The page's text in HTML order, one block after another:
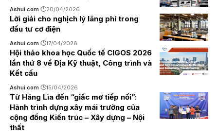
Ashui.com 20/04/2026
Lời giải cho nghịch lý lãng phí trong
đầu tư cơ điện
Ashui.com 17/04/2026
Hội thảo khoa học Quốc tế CIGOS 2026
lần thứ 8 về Địa Kỹ thuật, Công trình và
Kết cấu
Ashui.com 15/04/2026
Từ Háng Lìa đến “giấc mơ tiếp nối”:
Hành trình dựng xây mái trường của
cộng đồng Kiến trúc – Xây dựng – Nội
thất